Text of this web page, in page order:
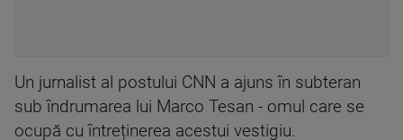
Un jurnalist al postului CNN a ajuns în subteran
sub îndrumarea lui Marco Tesan - omul care se
ocupă cu întreținerea acestui vestigiu.